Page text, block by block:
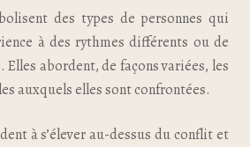
des types de personnes qui
à des rythmes différents ou de
abordent, de façons variées, les
auxquels elles sont confrontées.
à s’élever au-dessus du conflit et